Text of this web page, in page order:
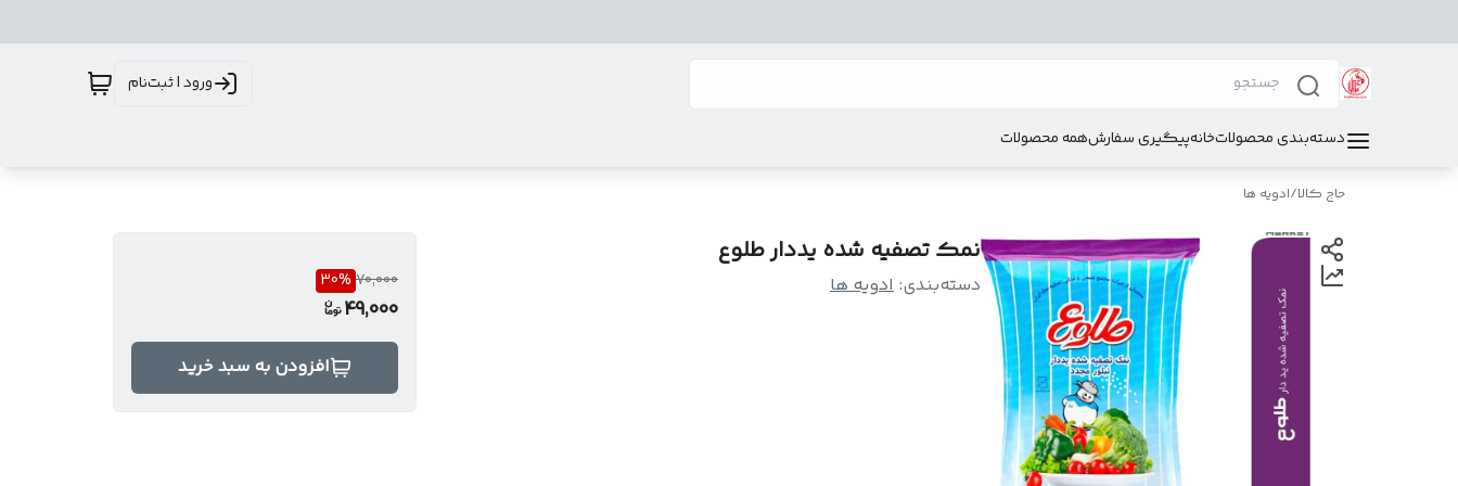
ورود | ثبت‌نام
دسته‌بندی محصولاتخانهپیگیری سفارشهمه محصولات
حاج کالا/ادویه ها
نمک تصفیه شده یددار طلوع
دسته‌بندی: ادویه ها 70,000
30%
49,000
افزودن به سبد خرید